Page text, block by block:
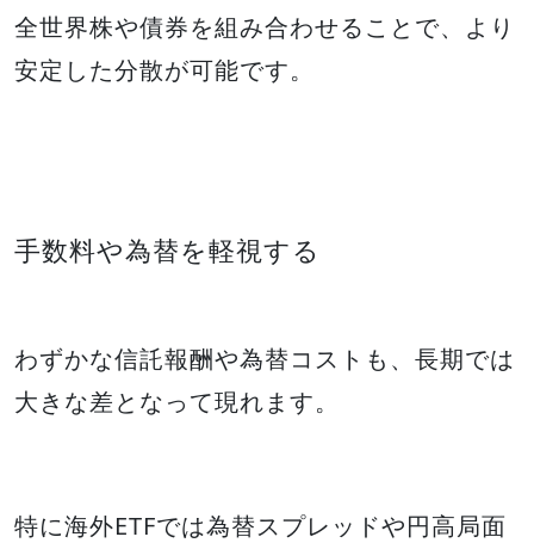
全世界株や債券を組み合わせることで、より
安定した分散が可能です。
手数料や為替を軽視する
わずかな信託報酬や為替コストも、長期では
大きな差となって現れます。
特に海外ETFでは為替スプレッドや円高局面